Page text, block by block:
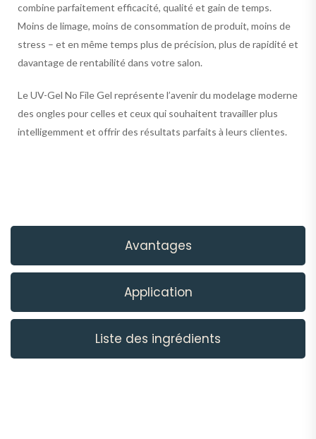
combine parfaitement efficacité, qualité et gain de temps.
Moins de limage, moins de consommation de produit, moins de
stress – et en même temps plus de précision, plus de rapidité et
davantage de rentabilité dans votre salon.
Le UV-Gel No File Gel représente l’avenir du modelage moderne
des ongles pour celles et ceux qui souhaitent travailler plus
intelligemment et offrir des résultats parfaits à leurs clientes.
Avantages
Application
Liste des ingrédients